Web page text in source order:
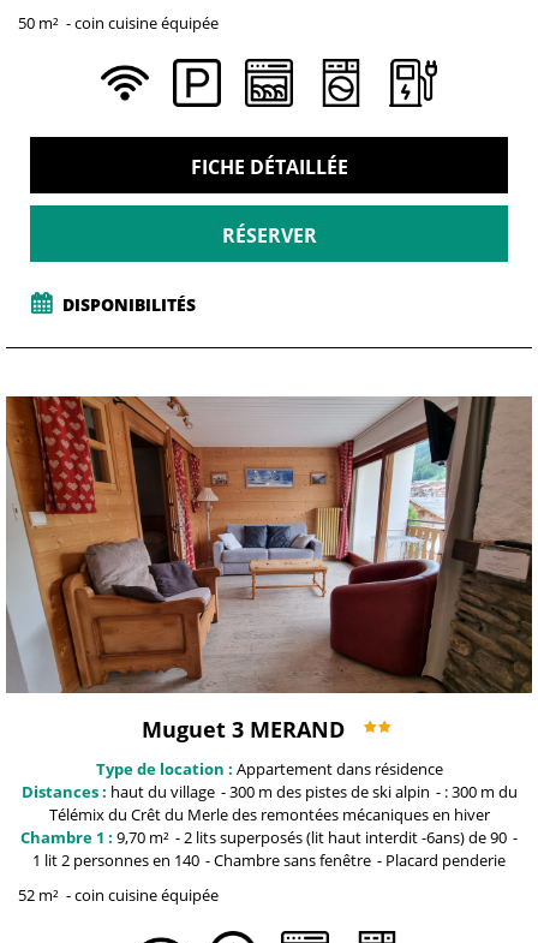
50 m² coin cuisine équipée
FICHE DÉTAILLÉE
RÉSERVER
DISPONIBILITÉS
Muguet 3 MERAND
Type de location : Appartement dans résidence
Distances : haut du village 300 m des pistes de ski alpin
: 300 m du
Télémix du Crêt du Merledes remontées mécaniques en hiver
Chambre 1 : 9,70 m² 2 lits superposés (lit haut interdit -6ans)de 90
1 lit 2 personnesen 140 Chambre sans fenêtre
Placard penderie
52 m² coin cuisine équipée